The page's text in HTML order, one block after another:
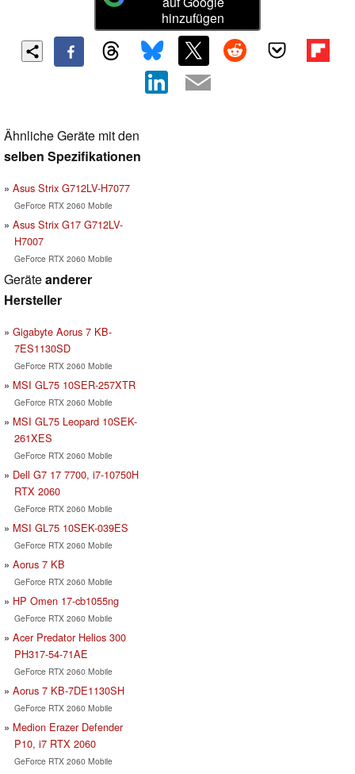
hinzufügen
Ähnliche Geräte mit den
selben Spezifikationen
Asus Strix G712LV-H7077
GeForce RTX 2060 Mobile
Asus Strix G17 G712LV-
H7007
GeForce RTX 2060 Mobile
Geräteanderer
Hersteller
Gigabyte Aorus 7 KB-
7ES1130SD
GeForce RTX 2060 Mobile
MSI GL75 10SER-257XTR
GeForce RTX 2060 Mobile
MSI GL75 Leopard 10SEK-
261XES
GeForce RTX 2060 Mobile
Dell G7 17 7700, i7-10750H
RTX 2060
GeForce RTX 2060 Mobile
MSI GL75 10SEK-039ES
GeForce RTX 2060 Mobile
Aorus 7 KB
GeForce RTX 2060 Mobile
HP Omen 17-cb1055ng
GeForce RTX 2060 Mobile
Acer Predator Helios 300
PH317-54-71AE
GeForce RTX 2060 Mobile
Aorus 7 KB-7DE1130SH
GeForce RTX 2060 Mobile
Medion Erazer Defender
P10, i7 RTX 2060
GeForce RTX 2060 Mobile